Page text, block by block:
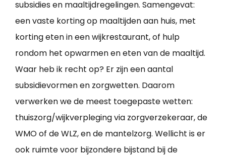
subsidies en maaltijdregelingen. Samengevat:
een vaste korting op maaltijden aan huis, met
korting eten in een wijkrestaurant, of hulp
rondom het opwarmen en eten van de maaltijd.
Waar heb ik recht op? Er zijn een aantal
subsidievormen en zorgwetten. Daarom
verwerken we de meest toegepaste wetten:
thuiszorg/wijkverpleging via zorgverzekeraar, de
WMO of de WLZ, en de mantelzorg. Wellicht is er
ook ruimte voor bijzondere bijstand bij de